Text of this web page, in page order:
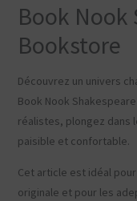
Book Nook
Bookstore
Découvrez un univers
Book Nook
réalistes, plongez dans
paisible et confortable.
Cet article est idéal
originale et pour les